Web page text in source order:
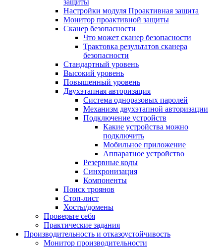
защиты
Настройки модуля Проактивная защита
Монитор проактивной защиты
Сканер безопасности
Что может сканер безопасности
Трактовка результатов сканера
безопасности
Стандартный уровень
Высокий уровень
Повышенный уровень
Двухэтапная авторизация
Система одноразовых паролей
Механизм двухэтапной авторизации
Подключение устройств
Какие устройства можно
подключить
Мобильное приложение
Аппаратное устройство
Резервные коды
Синхронизация
Компоненты
Поиск троянов
Стоп-лист
Хосты/домены
Проверьте себя
Практические задания
Производительность и отказоустойчивость
Монитор производительности